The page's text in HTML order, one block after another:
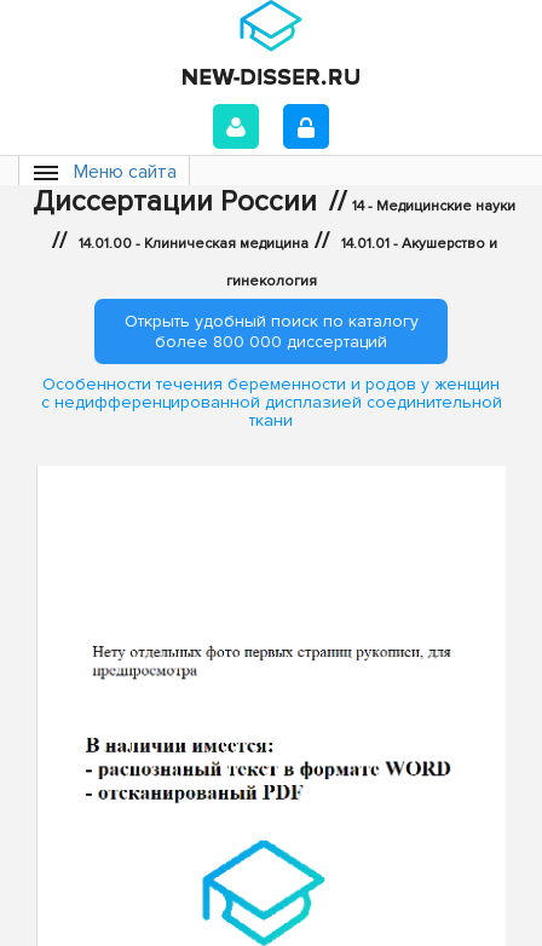
Меню сайта
Диссертации России // 14 - Медицинские науки
// 14.01.00 - Клиническая медицина // 14.01.01 - Акушерство и
гинекология
Открыть удобный поиск по каталогу
более 800 000 диссертаций
Особенности течения беременности и родов у женщин
с недифференцированной дисплазией соединительной
ткани